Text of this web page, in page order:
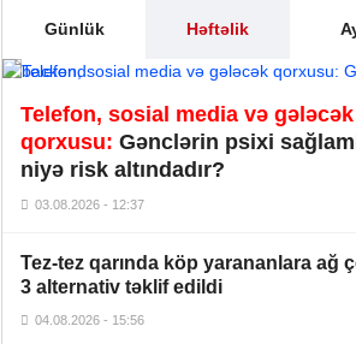
Çin avtomobilləri KÜTLƏVİ sıradan
Oman sahillərində yük gəmisinə
hücum edilib
“Azərbaycan cəmiyyəti bölgədə
formalaşmış sülh mühitində
Günlük Həftəlik
Telefon, sosial media və gələcək
qorxusu: Gənclərin psixi
niyə risk altındadır?
03.08.2026 - 12:37
Tez-tez qarında köp yarananlara ağ
3 alternativ təklif edildi
04.08.2026 - 15:56